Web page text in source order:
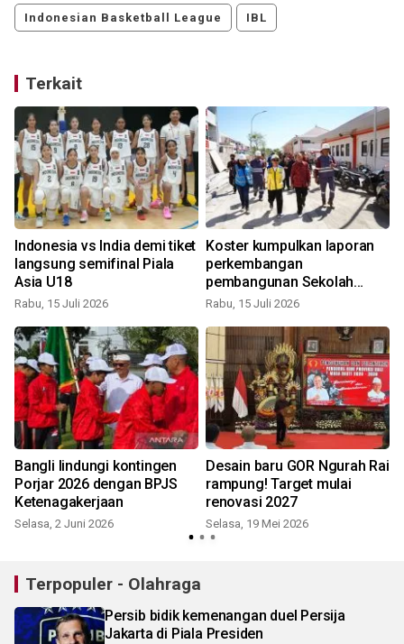
Indonesian Basketball League IBL
Terkait
Indonesia vs India demi tiket
langsung semifinal Piala
Asia U18
Rabu, 15 Juli 2026
Koster kumpulkan laporan
perkembangan
pembangunan Sekolah
Rakyat Karangasem
Rabu, 15 Juli 2026
Bangli lindungi kontingen
Porjar 2026 dengan BPJS
Ketenagakerjaan
Selasa, 2 Juni 2026
Desain baru GOR Ngurah Rai
rampung! Target mulai
renovasi 2027
Selasa, 19 Mei 2026
Terpopuler - Olahraga
Persib bidik kemenangan duel Persija
Jakarta di Piala Presiden